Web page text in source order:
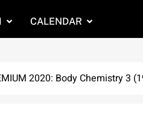
CALENDAR
2020: Body Chemistry 3